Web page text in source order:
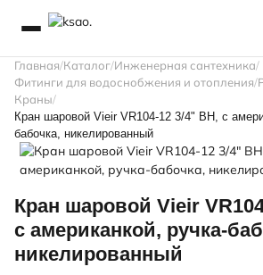
Главная Каталог Инженерная сантехника
Фитинги для водоснобжения и отопления
Краны
Кран шаровой Vieir VR104-12 3/4" ВН, с
бабочка, никелированный
Кран шаровой Vieir
с американкой, ручка-
никелированный